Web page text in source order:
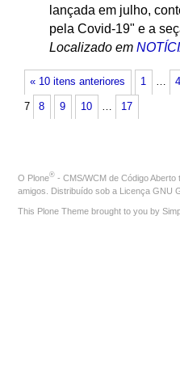
lançada em julho,
pela Covid-19" e a
Localizado em
« 10 itens anteriores 1 … 4
7 8 9 10 … 17
O Plone® - CMS/WCM de Código Aberto
amigos. Distribuído sob a Licença GNU
This Plone Theme brought to you by